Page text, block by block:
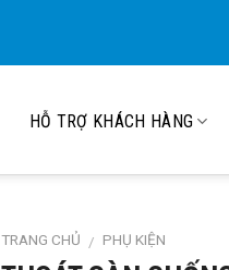
HỖ TRỢ KHÁCH HÀNG
TRANG CHỦ / PHỤ KIỆN